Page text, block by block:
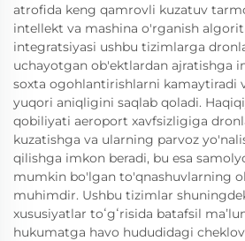
atrofida keng qamrovli kuzatuv
intellekt va mashina o'rganish
integratsiyasi ushbu tizimlarga
uchayotgan ob'ektlardan ajratishga
soxta ogohlantirishlarni kamaytiradi
yuqori aniqligini saqlab qoladi.
qobiliyati aeroport xavfsizligiga
kuzatishga va ularning parvoz
qilishga imkon beradi, bu esa
mumkin bo'lgan to'qnashuvlarning
muhimdir. Ushbu tizimlar
xususiyatlar toʻgʻrisida batafsil
hukumatga havo hududidagi